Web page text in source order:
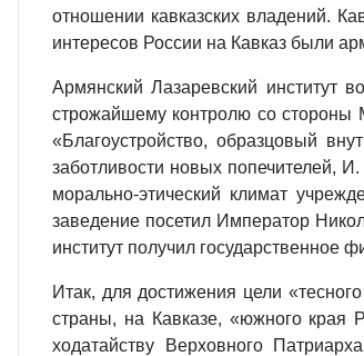
отношении кавказских владений.
интересов России на Кавказ были
Армянский Лазаревский институт
строжайшему контролю со стороны
«Благоустройство, образцовый
заботливости новых попечителей,
морально-этический климат
заведение посетил Император
институт получил государственное
Итак, для достижения цели
страны, на Кавказе, «южного края
ходатайству Верховного